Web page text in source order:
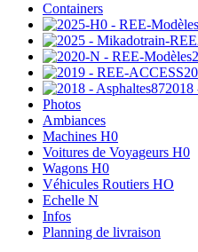
Containers
2018
Photos
Ambiances
Machines H0
Voitures de Voyageurs H0
Wagons H0
Véhicules Routiers HO
Echelle N
Infos
Planning de livraison